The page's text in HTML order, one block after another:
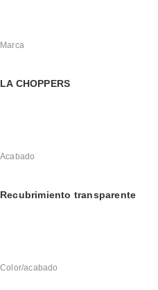
Marca
LA CHOPPERS
Acabado
Recubrimiento transparente
Color/acabado